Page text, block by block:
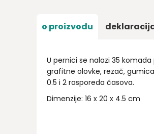
o proizvodu
U pernici se nalazi 35
grafitne olovke, rezač,
0.5 i 2 rasporeda časova.
Dimenzije: 16 x 20 x 4.5 cm